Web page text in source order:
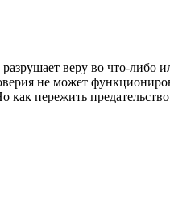
веру во что-либо
не может
как пережить